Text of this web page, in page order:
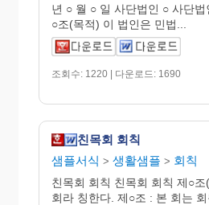
년 ○ 월 ○ 일 사단법인 ○ 사단
○조(목적) 이 법인은 민법...
조회수: 1220 | 다운로드: 1690
친목회 회칙
샘플서식 > 생활샘플 > 회칙
친목회 회칙 친목회 회칙 제○
회라 칭한다. 제○조 : 본 회는